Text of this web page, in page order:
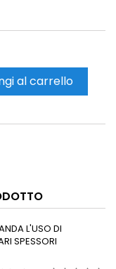
al carrello
L'USO DI
SPESSORI